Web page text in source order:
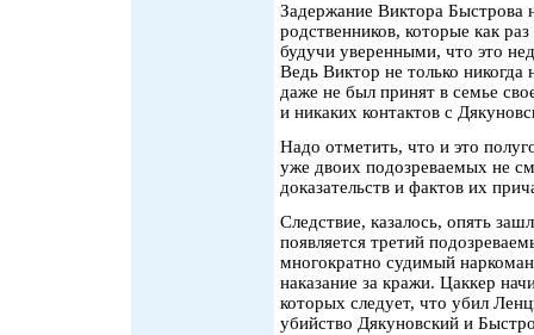
Задержание Виктора Быстрова
родственников, которые как
будучи уверенными, что это
Ведь Виктор не только
даже не был принят в семье
и никаких контактов с
Надо отметить, что и это
уже двоих подозреваемых не
доказательств и фактов их
Следствие, казалось, опять
появляется третий
многократно судимый
наказание за кражи. Цаккер
которых следует, что убил
убийство Дякуновский и